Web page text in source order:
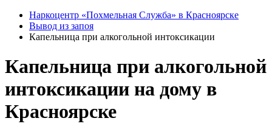
Наркоцентр «Похмельная Служба» в Красноярске
Вывод из запоя
Капельница при алкогольной интоксикации
Капельница при алкогольной
интоксикации на дому в
Красноярске